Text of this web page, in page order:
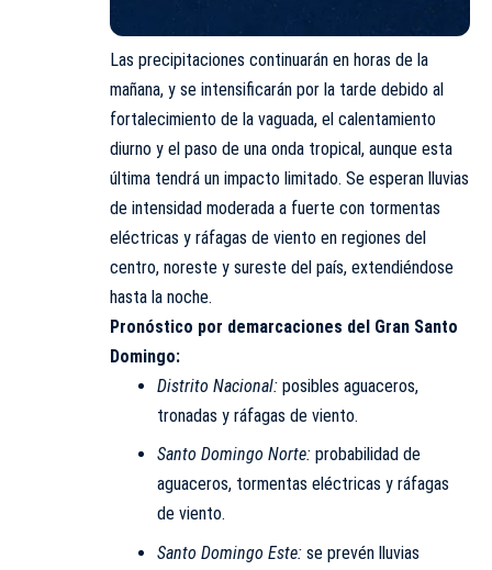
Las precipitaciones continuarán en horas de la
mañana, y se intensificarán por la tarde debido al
fortalecimiento de la vaguada, el calentamiento
diurno y el paso de una onda tropical, aunque esta
última tendrá un impacto limitado. Se esperan lluvias
de intensidad moderada a fuerte con tormentas
eléctricas y ráfagas de viento en regiones del
centro, noreste y sureste del país, extendiéndose
hasta la noche.
Pronóstico por demarcaciones del Gran Santo
Domingo:
Distrito Nacional:posibles aguaceros,
tronadas y ráfagas de viento.
Santo Domingo Norte:probabilidad de
aguaceros, tormentas eléctricas y ráfagas
de viento.
Santo Domingo Este:se prevén lluvias